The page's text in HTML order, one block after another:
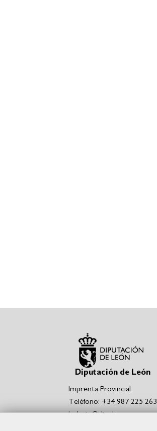
Diputación de León
Imprenta Provincial
Teléfono: +34 987 225 263
boletin@dipuleon.es